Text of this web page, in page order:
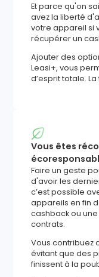
Et parce qu'on
avez la liberté
votre appareil si
récupérer un
Ajouter des
Leasi+, vous
d’esprit totale.
Vous êtes
Faire un geste
d'avoir les
c’est possible
appareils en fin
cashback ou
contrats.
Vous contribuez
évitant que des
finissent à la